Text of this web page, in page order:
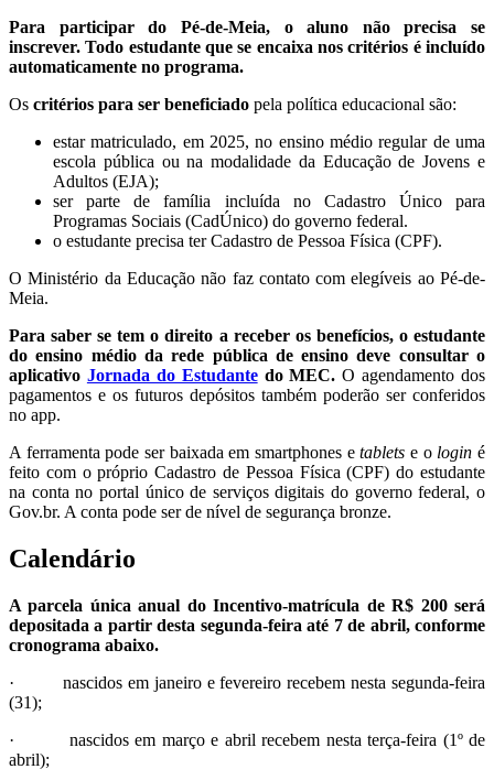
Para participar do Pé-de-Meia, o aluno não precisa se
inscrever. Todo estudante que se encaixa nos critérios é incluído
automaticamente no programa.
Os critérios para ser beneficiado pela política educacional são:
estar matriculado, em 2025, no ensino médio regular de uma
escola pública ou na modalidade da Educação de Jovens e
Adultos (EJA);
ser parte de família incluída no Cadastro Único para
Programas Sociais (CadÚnico) do governo federal.
o estudante precisa ter Cadastro de Pessoa Física (CPF).
O Ministério da Educação não faz contato com elegíveis ao Pé-de-
Meia.
Para saber se tem o direito a receber os benefícios, o estudante
do ensino médio da rede pública de ensino deve consultar o
aplicativo Jornada do Estudantedo MEC.O agendamento dos
pagamentos e os futuros depósitos também poderão ser conferidos
no app.
A ferramenta pode ser baixada em smartphones etablets e ologin é
feito com o próprio Cadastro de Pessoa Física (CPF) do estudante
na conta no portal único de serviços digitais do governo federal, o
Gov.br. A conta pode ser de nível de segurança bronze.
Calendário
A parcela única anual do Incentivo-matrícula de R$ 200 será
depositada a partir desta segunda-feira até 7 de abril, conforme
cronograma abaixo.
· nascidos em janeiro e fevereiro recebem nesta segunda-feira
(31);
· nascidos em março e abril recebem nesta terça-feira (1º de
abril);